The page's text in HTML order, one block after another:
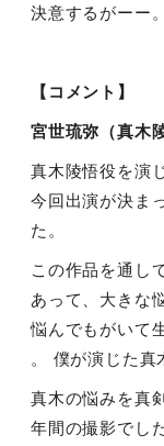
決意するがーー。
【コメント】
宮世琉弥（真木
真木陵悟役を演
今回出演が決ま
た。
この作品を通し
あって、大きな
悩んでもがいて
。 僕が演じた真
真木の悩みを真
年間の撮影でし